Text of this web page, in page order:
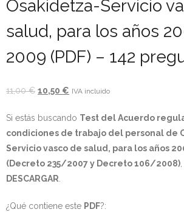
- - OPOSICIÓN Auxiliar Administrativo de
Andalucía - 2024
- - OPOSICIÓN Administrativo de la
- Aragón
- - TEST de Auxiliar Administrativo DGA
Osakidetza-Servicio
salud, para los años
2009 (PDF) – 142
11,00€ El
original
era:
11,00 €.
10,50 € El
actual
es:
10,50 €.
IVA incluido
Si estás buscando Test del Acuerdo
condiciones de trabajo del personal de
Servicio vasco de salud, para los años
(Decreto 235/2007 y Decreto 106/2008)
DESCARGAR
¿Qué contiene este PDF?: